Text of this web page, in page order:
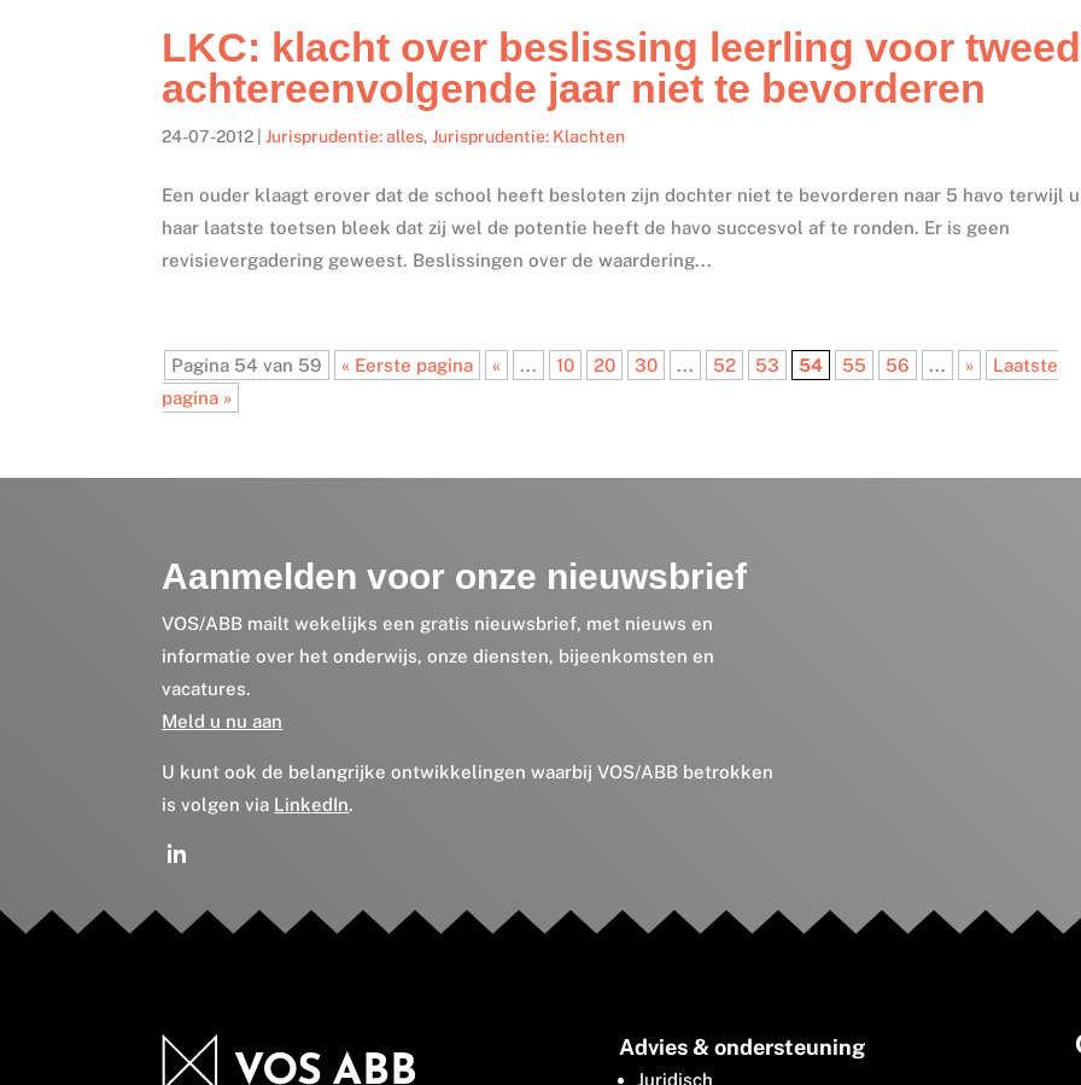
LKC: klacht over beslissing leerling voor
achtereenvolgende jaar niet te bevorderen
24-07-2012 |Jurisprudentie: alles,Jurisprudentie: Klachten
Een ouder klaagt erover dat de school heeft besloten zijn dochter niet te bevorderen naar 5 havo terwijl
haar laatste toetsen bleek dat zij wel de potentie heeft de havo succesvol af te ronden. Er is geen
revisievergadering geweest. Beslissingen over de waardering...
Pagina 54 van 59 « Eerste pagina « ... 10 20 30 ... 52 53 54 55 56 ... »
Laatste
pagina »
Aanmelden voor onze nieuwsbrief
VOS/ABB mailt wekelijks een gratis nieuwsbrief, met nieuws en
informatie over het onderwijs, onze diensten, bijeenkomsten en
vacatures.
Meld u nu aan
U kunt ook de belangrijke ontwikkelingen waarbij VOS/ABB betrokken
is volgen via LinkedIn.
Advies & ondersteuning
Juridisch